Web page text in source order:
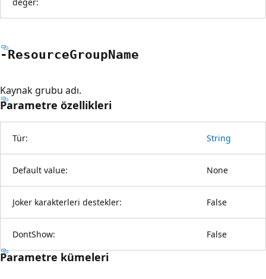
-ResourceGroupName
Kaynak grubu adı.
Parametre özellikleri
Tür: String
Default value: None
Joker karakterleri destekler: False
DontShow: False
Parametre kümeleri